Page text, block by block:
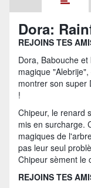
Dora:
REJOINS TES
Dora, Babouche
magique
montrer son super
!
Chipeur, le renard
mis en surcharge.
magiques de
pas leur seul
Chipeur sèment le
REJOINS TES